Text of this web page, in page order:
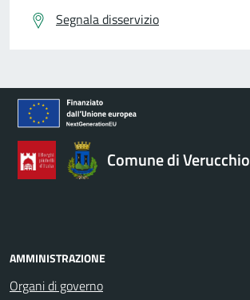
Segnala disservizio
Comune di Verucchio
AMMINISTRAZIONE
Organi di governo